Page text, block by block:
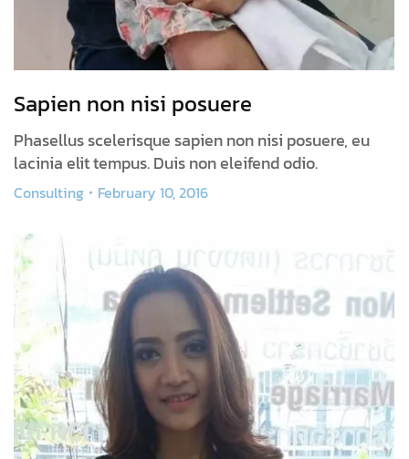
Sapien non nisi posuere
Phasellus scelerisque sapien non nisi posuere, eu
lacinia elit tempus. Duis non eleifend odio.
Consulting February 10, 2016